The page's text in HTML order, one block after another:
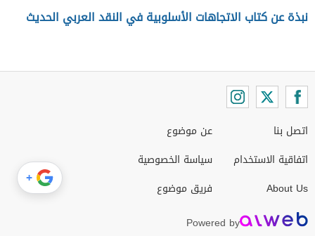
نبذة عن كتاب الاتجاهات الأسلوبية في النقد العربي الحديث
اتصل بنا
اتفاقية الاستخدام
About Us
عن موضوع
سياسة الخصوصية
فريق موضوع
Powered by
+